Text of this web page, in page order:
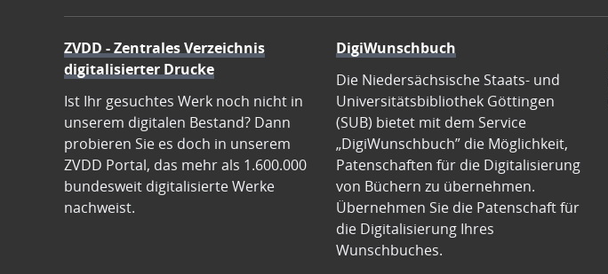
ZVDD - Zentrales Verzeichnis
digitalisierter Drucke
Ist Ihr gesuchtes Werk noch nicht in
unserem digitalen Bestand? Dann
probieren Sie es doch in unserem
ZVDD Portal, das mehr als 1.600.000
bundesweit digitalisierte Werke
nachweist.
DigiWunschbuch
Die Niedersächsische Staats- und
Universitätsbibliothek Göttingen
(SUB) bietet mit dem Service
„DigiWunschbuch” die Möglichkeit,
Patenschaften für die Digitalisierung
von Büchern zu übernehmen.
Übernehmen Sie die Patenschaft für
die Digitalisierung Ihres
Wunschbuches.